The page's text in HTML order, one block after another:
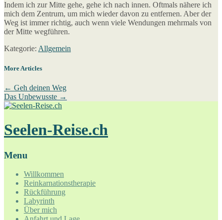
Indem ich zur Mitte gehe, gehe ich nach innen. Oftmals nähere ich
mich dem Zentrum, um mich wieder davon zu entfernen. Aber der
Weg ist immer richtig, auch wenn viele Wendungen mehrmals von
der Mitte wegführen.
Kategorie: Allgemein
More Articles
← Geh deinen Weg
Das Unbewusste →
Seelen-Reise.ch
Menu
Willkommen
Reinkarnationstherapie
Rückführung
Labyrinth
Über mich